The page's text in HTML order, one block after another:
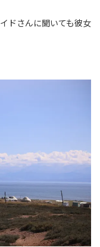
ドさんに聞いても彼女